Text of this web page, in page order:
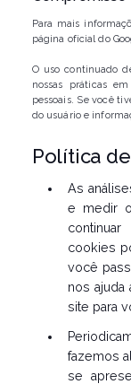
Para mais
página oficial do
O uso continuado
nossas práticas
pessoais. Se você
do usuário e
Política
As
e medir
cookies
você
nos
site para
fazemos
se